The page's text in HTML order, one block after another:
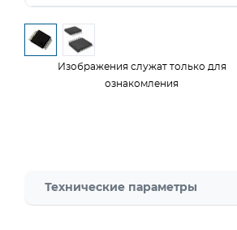
Изображения служат только для
ознакомления
Технические параметры